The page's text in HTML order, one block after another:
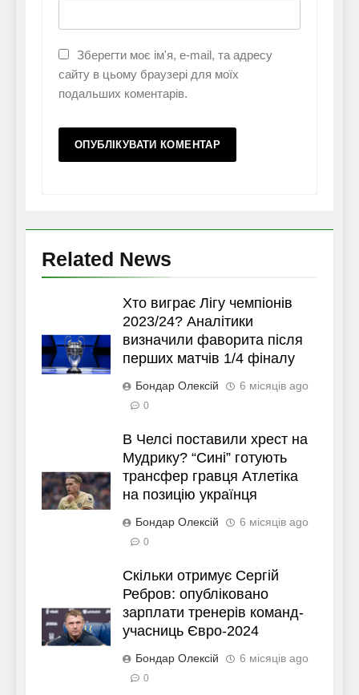
Зберегти моє ім'я, e-mail, та адресу
сайту в цьому браузері для моїх
подальших коментарів.
Related News
Хто виграє Лігу чемпіонів
2023/24? Аналітики
визначили фаворита після
перших матчів 1/4 фіналу
Бондар Олексій 6 місяців ago
0
В Челсі поставили хрест на
Мудрику? “Сині” готують
трансфер гравця Атлетіка
на позицію українця
Бондар Олексій 6 місяців ago
0
Скільки отримує Сергій
Ребров: опубліковано
зарплати тренерів команд-
учасниць Євро-2024
Бондар Олексій 6 місяців ago
0